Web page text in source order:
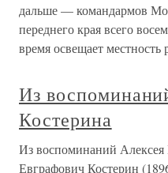
дальше — командармов
переднего края всего
время освещает местность
Из
Костерина
Из воспоминаний Алексея
Евграфович Костерин